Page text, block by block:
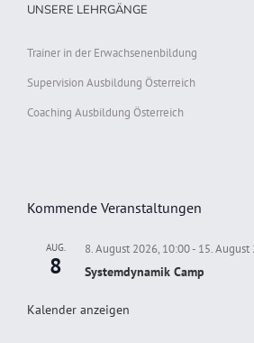
UNSERE LEHRGÄNGE
Trainer in der Erwachsenenbildung
Supervision Ausbildung Österreich
Coaching Ausbildung Österreich
Kommende Veranstaltungen
AUG.
8
8. August 2026, 10:00- 15. August
Systemdynamik Camp
Kalender anzeigen